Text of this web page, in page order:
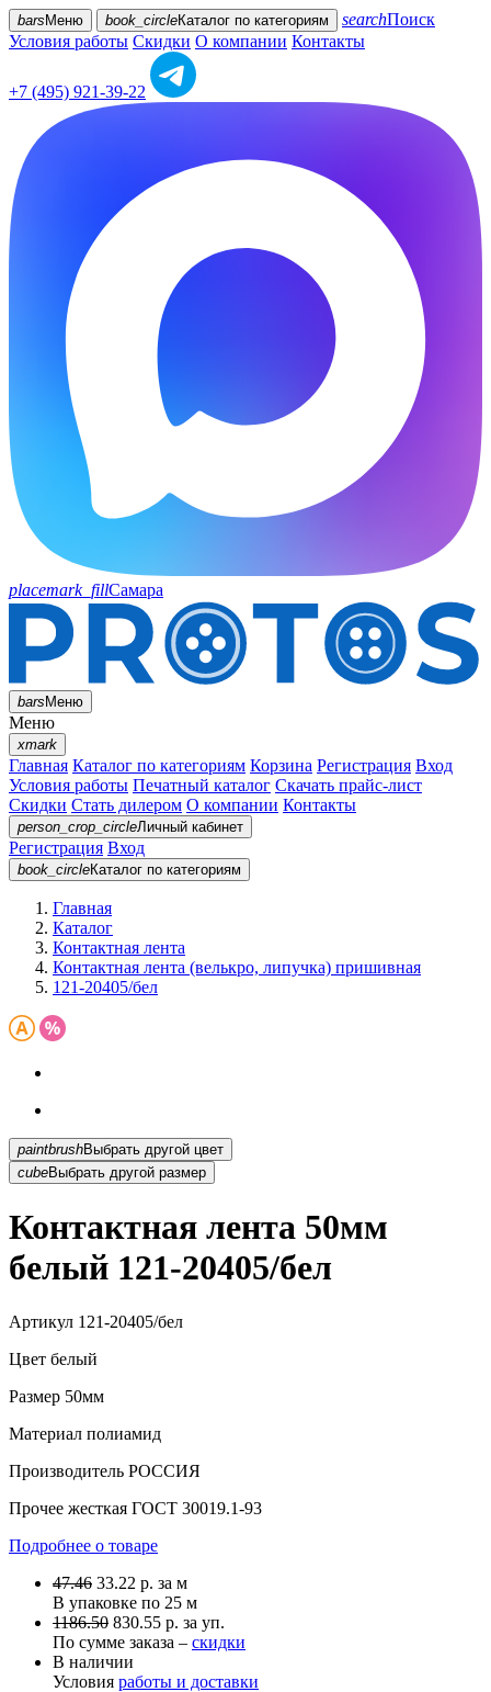
bars Меню book_circleКаталог по категориям searchПоиск
Условия работы Скидки О компании Контакты
+7 (495) 921-39-22
placemark_fillСамара
barsМеню
Меню
xmark
Главная Каталог по категориям Корзина Регистрация Вход
Условия работы Печатный каталог Скачать прайс-лист
Скидки Стать дилером О компании Контакты
person_crop_circleЛичный кабинет
Регистрация Вход
book_circleКаталог по категориям
Главная
Каталог
Контактная лента
Контактная лента (велькро, липучка) пришивная
121-20405/бел
paintbrush
Выбрать другой цвет
cubeВыбрать другой размер
Контактная лента 50мм
белый 121-20405/бел
Артикул 121-20405/бел
Цвет белый
Размер 50мм
Материал полиамид
Производитель РОССИЯ
Прочее жесткая ГОСТ 30019.1-93
Подробнее о товаре
47.46 33.22 р. за м
В упаковке по 25 м
1186.50 830.55 р. за уп.
По сумме заказа – скидки
В наличии
Условия работы и доставки